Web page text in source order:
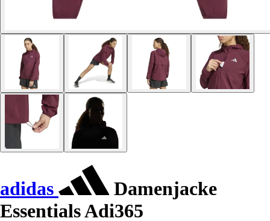
adidas
Damenjacke
Essentials Adi365